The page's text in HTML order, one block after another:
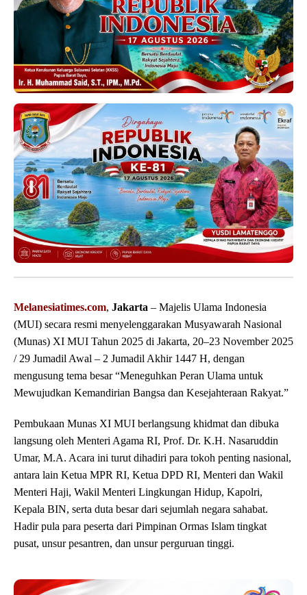
Melanesiatimes.com, Jakarta – Majelis Ulama Indonesia
(MUI) secara resmi menyelenggarakan Musyawarah Nasional
(Munas) XI MUI Tahun 2025 di Jakarta, 20–23 November 2025
/ 29 Jumadil Awal – 2 Jumadil Akhir 1447 H, dengan
mengusung tema besar “Meneguhkan Peran Ulama untuk
Mewujudkan Kemandirian Bangsa dan Kesejahteraan Rakyat.”
Pembukaan Munas XI MUI berlangsung khidmat dan dibuka
langsung oleh Menteri Agama RI, Prof. Dr. K.H. Nasaruddin
Umar, M.A. Acara ini turut dihadiri para tokoh penting nasional,
antara lain Ketua MPR RI, Ketua DPD RI, Menteri dan Wakil
Menteri Haji, Wakil Menteri Lingkungan Hidup, Kapolri,
Kepala BIN, serta duta besar dari sejumlah negara sahabat.
Hadir pula para peserta dari Pimpinan Ormas Islam tingkat
pusat, unsur pesantren, dan unsur perguruan tinggi.